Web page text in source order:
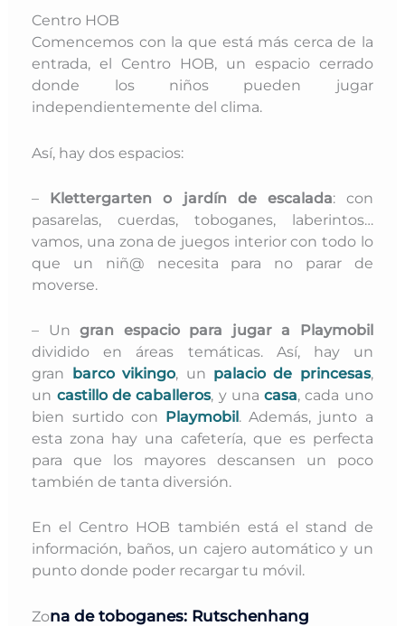
Centro HOB
Comencemos con la que está más cerca de la
entrada, el Centro HOB, un espacio cerrado
donde los niños pueden jugar
independientemente del clima.
Así, hay dos espacios:
– Klettergarten o jardín de escalada: con
pasarelas, cuerdas, toboganes, laberintos…
vamos, una zona de juegos interior con todo lo
que un niñ@ necesita para no parar de
moverse.
– Un gran espacio para jugar a Playmobil
dividido en áreas temáticas. Así, hay un
gran barco vikingo, un palacio de princesas,
un castillo de caballeros, y unacasa, cada uno
bien surtido con Playmobil. Además, junto a
esta zona hay una cafetería, que es perfecta
para que los mayores descansen un poco
también de tanta diversión.
En el Centro HOB también está el stand de
información, baños, un cajero automático y un
punto donde poder recargar tu móvil.
Zona de toboganes: Rutschenhang